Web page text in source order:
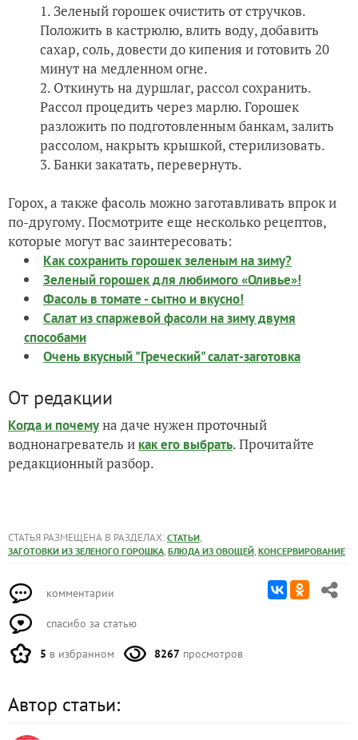
Зеленый горошек очистить от стручков.
Положить в кастрюлю, влить воду, добавить
сахар, соль, довести до кипения и готовить 20
минут на медленном огне.
Откинуть на дуршлаг, рассол сохранить.
Рассол процедить через марлю. Горошек
разложить по подготовленным банкам, залить
рассолом, накрыть крышкой, стерилизовать.
Банки закатать, перевернуть.
Горох, а также фасоль можно заготавливать впрок и
по-другому. Посмотрите еще несколько рецептов,
которые могут вас заинтересовать:
Как сохранить горошек зеленым на зиму?
Зеленый горошек для любимого «Оливье»!
Фасоль в томате - сытно и вкусно!
Салат из спаржевой фасоли на зиму двумя
способами
Очень вкусный "Греческий" салат-заготовка
От редакции
Когда и почемуна даче нужен проточный
воднонагреватель и как его выбрать. Прочитайте
редакционный разбор.
СТАТЬЯ РАЗМЕЩЕНА В РАЗДЕЛАХ: СТАТЬИ,
ЗАГОТОВКИ ИЗ ЗЕЛЕНОГО ГОРОШКА, БЛЮДА ИЗ ОВОЩЕЙ, КОНСЕРВИРОВАНИЕ
комментарии
спасибо за статью
5 в избранном 8267 просмотров
Автор статьи: